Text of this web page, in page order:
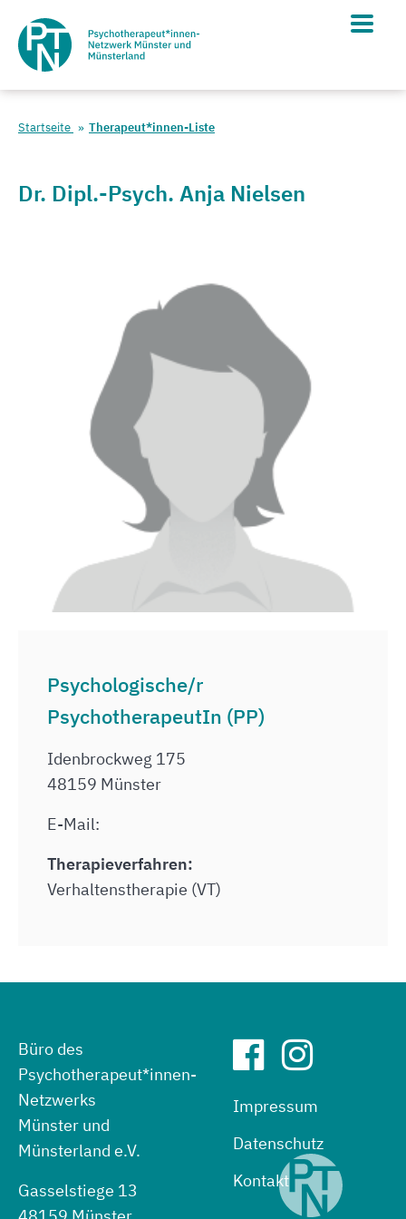
Startseite Therapeut*innen-Liste
Dr. Dipl.-Psych. Anja Nielsen
Psychologische/r
PsychotherapeutIn (PP)
Idenbrockweg 175
48159 Münster
E-Mail:
Therapieverfahren:
Verhaltenstherapie (VT)
Büro des
Psychotherapeut*innen-
Netzwerks
Münster und
Münsterland e.V.
Gasselstiege 13
Impressum
Datenschutz
Kontakt